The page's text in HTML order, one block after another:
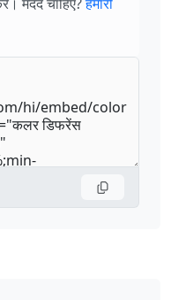
मदद चाहिए?हमारी